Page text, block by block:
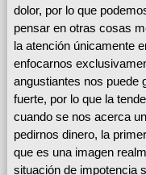
dolor, por lo que
pensar en otras cosas
la atención únicamente
enfocarnos
angustiantes nos puede
fuerte, por lo que la
cuando se nos acerca
pedirnos dinero, la
que es una imagen
situación de impotencia